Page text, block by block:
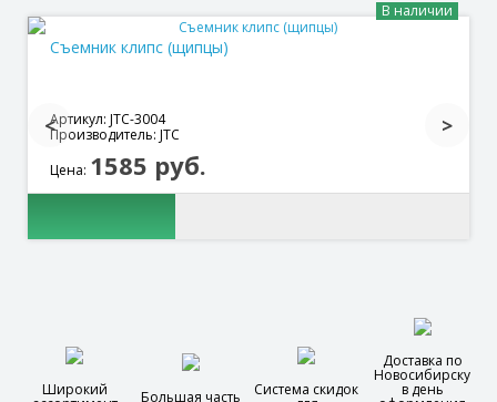
Съемник клипс (щипцы)
В наличии
Артикул: JTC-3004
Производитель: JTC
Цена: 1585 руб.
Широкий Большая часть Система скидок
Доставка по
Новосибирску
в день